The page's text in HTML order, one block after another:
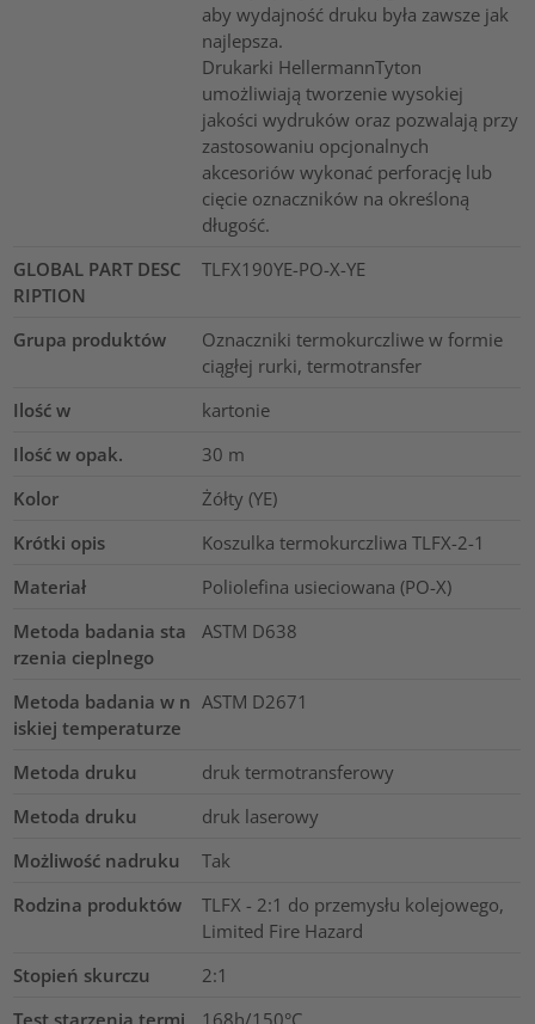
aby wydajność druku była zawsze jak
najlepsza.
Drukarki HellermannTyton
umożliwiają tworzenie wysokiej
jakości wydruków oraz pozwalają przy
zastosowaniu opcjonalnych
akcesoriów wykonać perforację lub
cięcie oznaczników na określoną
długość.
GLOBAL PART DESC
RIPTION
TLFX190YE-PO-X-YE
Grupa produktów
Oznaczniki termokurczliwe w formie
ciągłej rurki, termotransfer
Ilość w
kartonie
Ilość w opak.
30 m
Kolor
Żółty (YE)
Krótki opis
Koszulka termokurczliwa TLFX-2-1
Materiał
Poliolefina usieciowana (PO-X)
Metoda badania sta
rzenia cieplnego
ASTM D638
Metoda badania w n
iskiej temperaturze
ASTM D2671
Metoda druku
druk termotransferowy
Metoda druku
druk laserowy
Możliwość nadruku
Tak
Rodzina produktów
TLFX - 2:1 do przemysłu kolejowego,
Limited Fire Hazard
Stopień skurczu
2:1